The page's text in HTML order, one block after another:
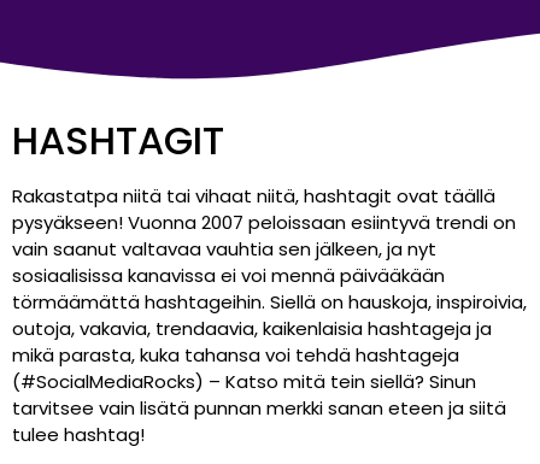
HASHTAGIT
Rakastatpa niitä tai vihaat niitä, hashtagit ovat täällä
pysyäkseen! Vuonna 2007 peloissaan esiintyvä trendi on
vain saanut valtavaa vauhtia sen jälkeen, ja nyt
sosiaalisissa kanavissa ei voi mennä päivääkään
törmäämättä hashtageihin. Siellä on hauskoja, inspiroivia,
outoja, vakavia, trendaavia, kaikenlaisia hashtageja ja
mikä parasta, kuka tahansa voi tehdä hashtageja
(#SocialMediaRocks) – Katso mitä tein siellä? Sinun
tarvitsee vain lisätä punnan merkki sanan eteen ja siitä
tulee hashtag!